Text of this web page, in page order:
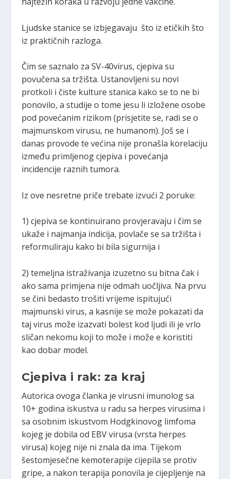
Ljudske stanice se izbjegavaju što iz etičkih što
iz praktičnih razloga.
Čim se saznalo za SV-40virus, cjepiva su
povučena sa tržišta. Ustanovljeni su novi
protkoli i čiste kulture stanica kako se to ne bi
ponovilo, a studije o tome jesu li izložene osobe
pod povećanim rizikom (prisjetite se, radi se o
majmunskom virusu, ne humanom). Još se i
danas provode te većina nije pronašla korelaciju
između primljenog cjepiva i povećanja
incidencije raznih tumora.
Iz ove nesretne priče trebate izvući 2 poruke:
1) cjepiva se kontinuirano provjeravaju i čim se
ukaže i najmanja indicija, povlače se sa tržišta i
reformuliraju kako bi bila sigurnija i
2) temeljna istraživanja izuzetno su bitna čak i
ako sama primjena nije odmah uočljiva. Na prvu
se čini bedasto trošiti vrijeme ispitujući
majmunski virus, a kasnije se može pokazati da
taj virus može izazvati bolest kod ljudi ili je vrlo
sličan nekomu koji to može i može e koristiti
kao dobar model.
Cjepiva i rak: za kraj
Autorica ovoga članka je virusni imunolog sa
10+ godina iskustva u radu sa herpes virusima i
sa osobnim iskustvom Hodgkinovog limfoma
kojeg je dobila od EBV virusa (vrsta herpes
virusa) kojeg nije ni znala da ima. Tijekom
šestomjesečne kemoterapije cijepila se protiv
gripe, a nakon terapija ponovila je cijepljenje na